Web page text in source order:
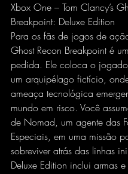
Xbox One – Tom Clancy’s
Breakpoint: Deluxe Edition
Para os fãs de jogos de
Ghost Recon Breakpoint é
pedida. Ele coloca o
um arquipélago fictício,
ameaça tecnológica
mundo em risco. Você
de Nomad, um agente das
Especiais, em uma missão
sobreviver atrás das linhas
Deluxe Edition inclui armas e